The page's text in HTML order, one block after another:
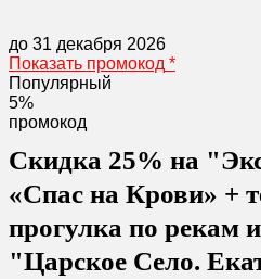
до 31 декабря 2026
Показать промокод *
Популярный
5%
промокод
Скидка 25% на
«Спас на Крови» +
прогулка по рекам
"Царское Село.